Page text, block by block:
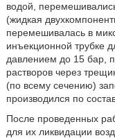
водой,
(жидкая
перемешивалась в
инъекционной трубке
давлением до 15 бар,
растворов через
(по всему сечению)
производился по
После проведенных
для их ликвидации